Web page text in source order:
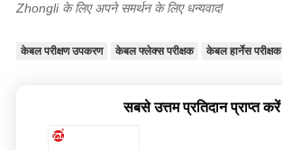
Zhongli के लिए अपने समर्थन के लिए धन्यवाद!
केबल परीक्षण उपकरण केबल फ्लेक्स परीक्षक केबल हार्नेस परीक्षक
सबसे उत्तम प्रतिदान प्राप्त करें